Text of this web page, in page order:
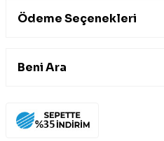
Ödeme Seçenekleri
Beni Ara